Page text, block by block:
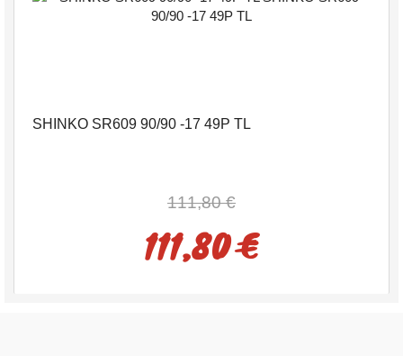
SHINKO SR609 90/90 -17 49P TL
111,80 €
111,80 €